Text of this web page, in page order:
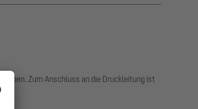
Zum Anschluss an die Druckleitung ist